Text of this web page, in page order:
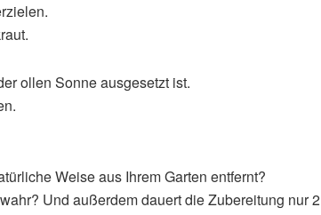
ollen Sonne ausgesetzt ist.
Weise aus Ihrem Garten entfernt?
Und außerdem dauert die Zubereitung nur 2